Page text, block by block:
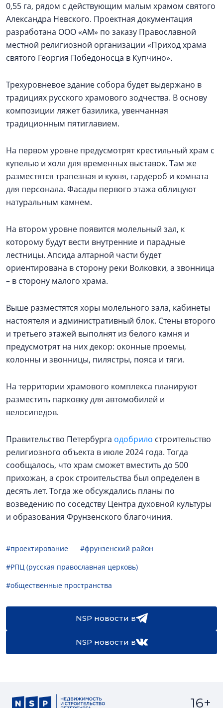
0,55 га, рядом с действующим малым храмом святого
Александра Невского. Проектная документация
разработана ООО «АМ» по заказу Православной
местной религиозной организации «Приход храма
святого Георгия Победоносца в Купчино».
Трехуровневое здание собора будет выдержано в
традициях русского храмового зодчества. В основу
композиции ляжет базилика, увенчанная
традиционным пятиглавием.
На первом уровне предусмотрят крестильный храм с
купелью и холл для временных выставок. Там же
разместятся трапезная и кухня, гардероб и комната
для персонала. Фасады первого этажа облицуют
натуральным камнем.
На втором уровне появится молельный зал, к
которому будут вести внутренние и парадные
лестницы. Апсида алтарной части будет
ориентирована в сторону реки Волковки, а звонница
– в сторону малого храма.
Выше разместятся хоры молельного зала, кабинеты
настоятеля и административный блок. Стены второго
и третьего этажей выполнят из белого камня и
предусмотрят на них декор: оконные проемы,
колонны и звонницы, пилястры, пояса и тяги.
На территории храмового комплекса планируют
разместить парковку для автомобилей и
велосипедов.
Правительство Петербурга одобрило строительство
религиозного объекта в июле 2024 года. Тогда
сообщалось, что храм сможет вместить до 500
прихожан, а срок строительства был определен в
десять лет. Тогда же обсуждались планы по
возведению по соседству Центра духовной культуры
и образования Фрунзенского благочиния.
#проектирование
#фрунзенский район
#РПЦ (русская православная церковь)
#общественные пространства
NSP новости в
NSP новости в
16+